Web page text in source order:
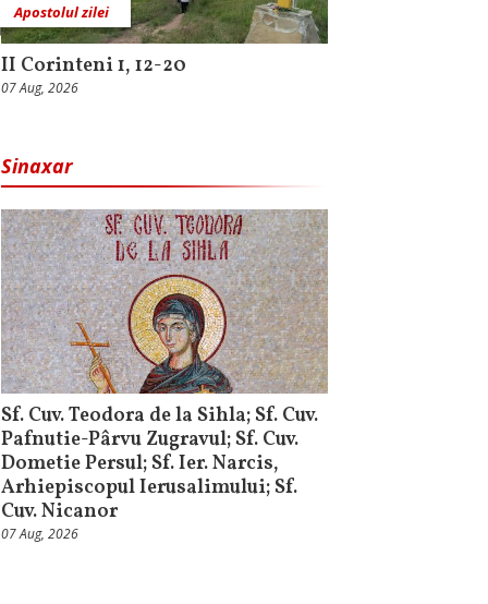
Apostolul zilei
II Corinteni 1, 12-20
07 Aug, 2026
Sinaxar
Sf. Cuv. Teodora de la Sihla; Sf. Cuv.
Pafnutie-Pârvu Zugravul; Sf. Cuv.
Dometie Persul; Sf. Ier. Narcis,
Arhiepiscopul Ierusalimului; Sf.
Cuv. Nicanor
07 Aug, 2026